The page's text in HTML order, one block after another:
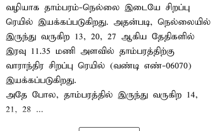
வழியாக தாம்பரம்-நெல்லை இடையே சிறப்பு
ரெயில் இயக்கப்படுகிறது. அதன்படி, நெல்லையில்
இருந்து வருகிற 13, 20, 27 ஆகிய தேதிகளில்
இரவு 11.35 மணி அளவில் தாம்பரத்திற்கு
வாராந்திர சிறப்பு ரெயில் (வண்டி எண்-06070)
இயக்கப்படுகிறது.
அதே போல, தாம்பரத்தில் இருந்து வருகிற 14,
21, 28 ...